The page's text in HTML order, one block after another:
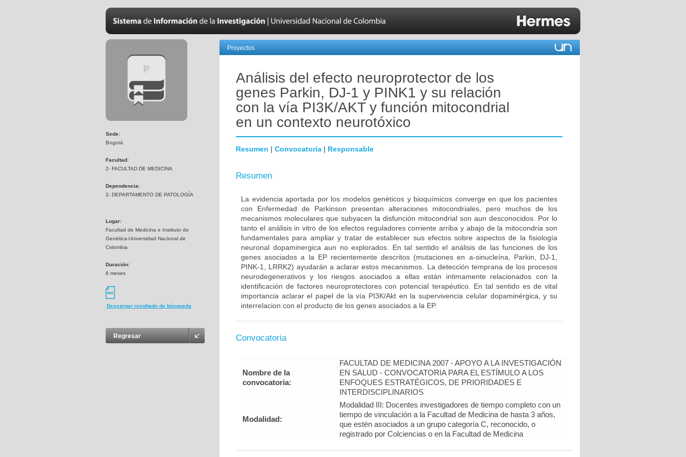
Sede:
Bogotá
Facultad:
2- FACULTAD DE MEDICINA
Dependencia:
2- DEPARTAMENTO DE PATOLOGÍA
Lugar:
Facultad de Medicina e Instituto de
Genética-Universidad Nacional de
Colombia
Duración:
6 meses
Descargar resultado de búsqueda
Regresar
Proyectos
Análisis del efecto neuroprotector de los
genes Parkin, DJ-1 y PINK1 y su relación
con la vía PI3K/AKT y función mitocondrial
en un contexto neurotóxico
Resumen | Convocatoria | Responsable
Resumen
La evidencia aportada por los modelos genéticos y bioquímicos converge en que los pacientes
con Enfermedad de Parkinson presentan alteraciones mitocondriales, pero muchos de los
mecanismos moleculares que subyacen la disfunción mitocondrial son aun desconocidos. Por lo
tanto el análisis in vitro de los efectos reguladores corriente arriba y abajo de la mitocondria son
fundamentales para ampliar y tratar de establecer sus efectos sobre aspectos de la fisiología
neuronal dopaminergica aun no explorados. En tal sentido el análisis de las funciones de los
genes asociados a la EP recientemente descritos (mutaciones en a-sinucleína, Parkin, DJ-1,
PINK-1, LRRK2) ayudarán a aclarar estos mecanismos. La detección temprana de los procesos
neurodegenerativos y los riesgos asociados a ellas están intimamente relacionados con la
identificación de factores neuroprotectores con potencial terapéutico. En tal sentido es de vital
importancia aclarar el papel de la vía PI3K/Akt en la supervivencia celular dopaminérgica, y su
interrelacion con el producto de los genes asociados a la EP.
Convocatoria
Nombre de la
convocatoria:
FACULTAD DE MEDICINA 2007 - APOYO A LA INVESTIGACIÓN
EN SALUD - CONVOCATORIA PARA EL ESTÍMULO A LOS
ENFOQUES ESTRATÉGICOS, DE PRIORIDADES E
INTERDISCIPLINARIOS
Modalidad:
Modalidad III: Docentes investigadores de tiempo completo con un
tiempo de vinculación a la Facultad de Medicina de hasta 3 años,
que estén asociados a un grupo categoría C, reconocido, o
registrado por Colciencias o en la Facultad de Medicina